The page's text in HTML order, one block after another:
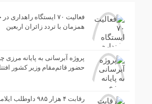
مرگ دومین مادر ایلامی در یک ماه آیا نظام سلامت
فرزند آوری را از جان مادران میگیرد؟
مراسم وداع با رهبر شهید
فعالیت ۷۰ ایستگاه
همزمان با تردد زائران اربعین
پروژه آبرسانی به پایانه مرزی
حضور قائم‌مقام وزیر کشور
رقابت ۴ هزار ۹۸۵